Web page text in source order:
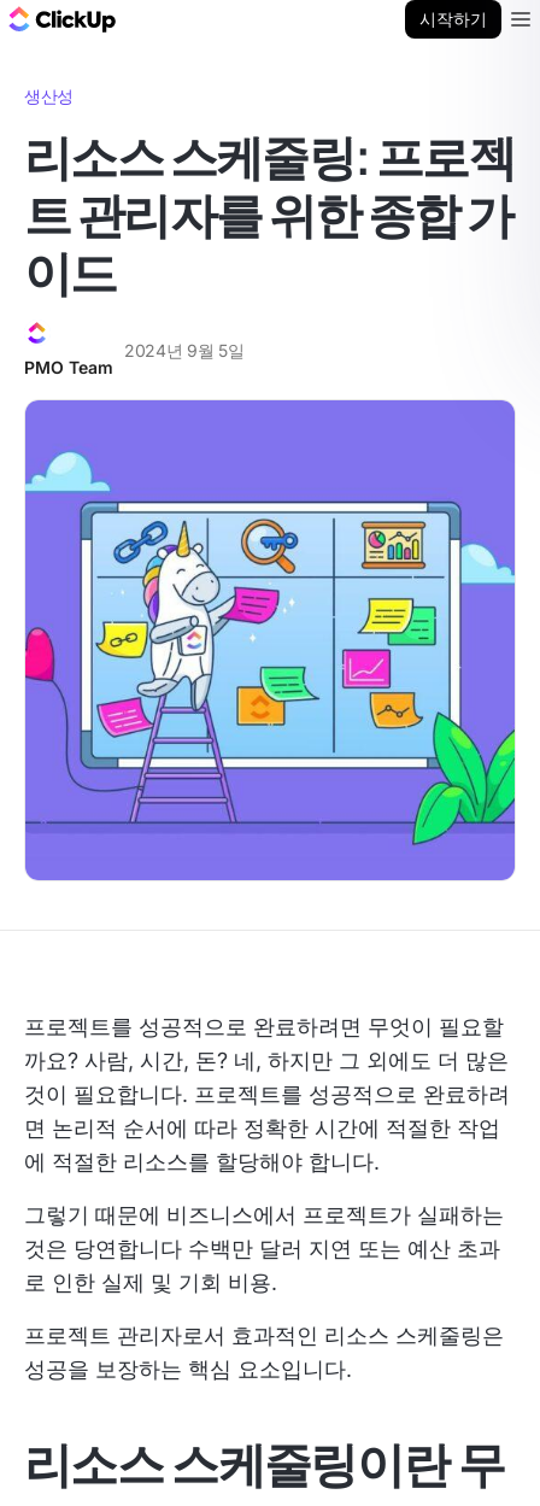
시작하기
생산성
리소스 스케줄링: 프로젝
트 관리자를 위한 종합 가
이드
PMO Team
2024년 9월 5일
프로젝트를 성공적으로 완료하려면 무엇이 필요할
까요? 사람, 시간, 돈? 네, 하지만 그 외에도 더 많은
것이 필요합니다. 프로젝트를 성공적으로 완료하려
면 논리적 순서에 따라 정확한 시간에 적절한 작업
에 적절한 리소스를 할당해야 합니다.
그렇기 때문에 비즈니스에서 프로젝트가 실패하는
것은 당연합니다 수백만 달러 지연 또는 예산 초과
로 인한 실제 및 기회 비용.
프로젝트 관리자로서 효과적인 리소스 스케줄링은
성공을 보장하는 핵심 요소입니다.
리소스 스케줄링이란 무